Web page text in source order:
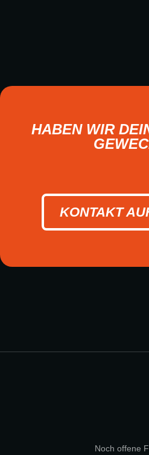
HABEN WIR
KONTAKT
Noch offene